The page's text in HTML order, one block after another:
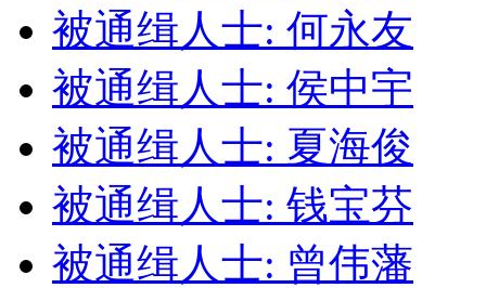
被通缉人士: 何永友
被通缉人士: 侯中宇
被通缉人士: 夏海俊
被通缉人士: 钱宝芬
被通缉人士: 曾伟藩